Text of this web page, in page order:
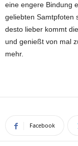
eine engere Bindung
geliebten Samtpfoten
desto lieber kommt
und genießt von mal
mehr.
Facebook